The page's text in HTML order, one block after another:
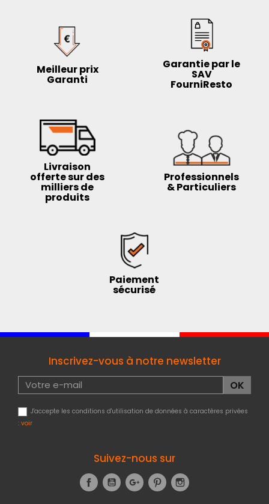
Meilleur prix
Garanti
Garantie par le
SAV
FourniResto
Livraison
offerte sur des
milliers de
produits
Professionnels
& Particuliers
Paiement
sécurisé
Inscrivez-vous à notre newsletter
J'accepte les conditions d'utilisation de données à caractères privées
: voir
Suivez-nous sur
FacebookYouTubeGoogle+Pinterest